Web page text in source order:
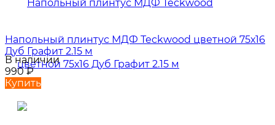
Напольный плинтус МДФ Teckwood цветной 75х16
Дуб Графит 2.15 м
В наличии
990₽
Купить